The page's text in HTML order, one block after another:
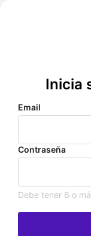
Inicia
Email
Contraseña
Debe tener 6 o